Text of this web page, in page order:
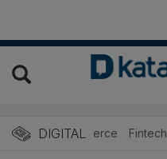
DIGITAL
E-Commerce Fintech